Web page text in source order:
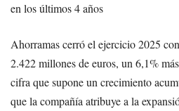
en los últimos 4 años
Ahorramas cerró el ejercicio 2025
2.422 millones de euros, un 6,1%
cifra que supone un crecimiento
que la compañía atribuye a la